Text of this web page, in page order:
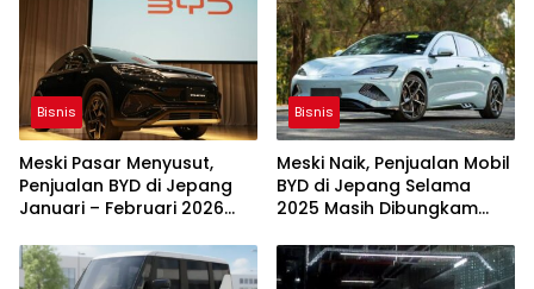
Bisnis
Meski Pasar Menyusut,
Penjualan BYD di Jepang
Januari – Februari 2026
Bisnis
Meski Naik, Penjualan Mobil
BYD di Jepang Selama
2025 Masih Dibungkam